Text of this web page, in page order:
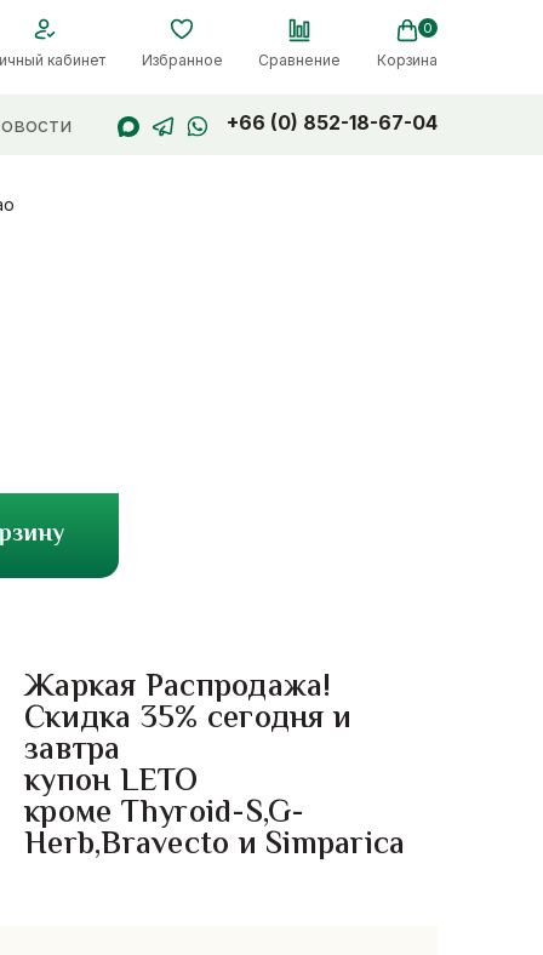
кабинет Избранное Сравнение
0
Корзина
+66 (0) 852-18-67-04
Жаркая Распродажа!
Скидка 35% сегодня и
завтра
купон LETO
кроме Thyroid-S,G-
Herb,Bravecto и Simparica